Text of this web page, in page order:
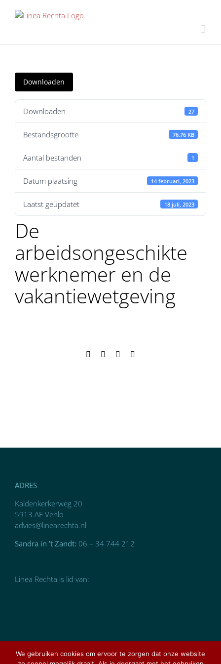
Downloaden
Downloaden 27
Bestandsgrootte 76.76 KB
Aantal bestanden 1
Datum plaatsing 14 februari, 2023
Laatst geüpdatet 18 juli, 2023
De
arbeidsongeschikte
werknemer en de
vakantiewetgeving
Facebook LinkedIn
ADRES
Kaldenkerkerweg 20
5913 AE Venlo
advies@linearechta.nl
Sandra in ’t Zandt: 06 – 34 744 212
Linea Rechta is lid van:
We gebruiken cookies om ervoor te zorgen dat onze website